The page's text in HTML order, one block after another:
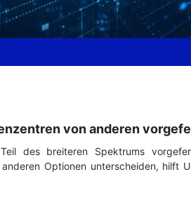
von anderen
des breiteren Spektrums
Optionen unterscheiden, hilft